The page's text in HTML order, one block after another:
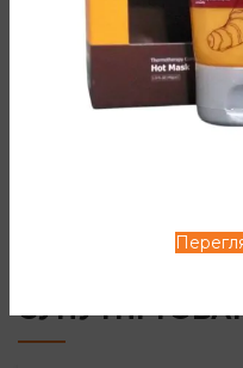
ДОДАТКОВА
ВІДГУКИ (0)
СУПУТНІ